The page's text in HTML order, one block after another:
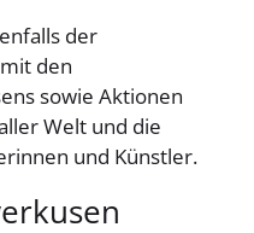
der
den
sowie Aktionen
Welt und die
und Künstler.